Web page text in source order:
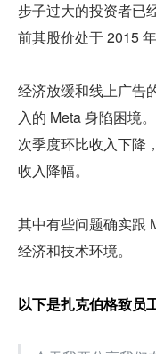
步子过大的投资者已
前其股价处于 2015
经济放缓和线上广告
入的 Meta 身陷困境
次季度环比收入下降
收入降幅。
其中有些问题确实跟
经济和技术环境。
以下是扎克伯格致员